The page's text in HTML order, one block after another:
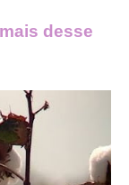
desse